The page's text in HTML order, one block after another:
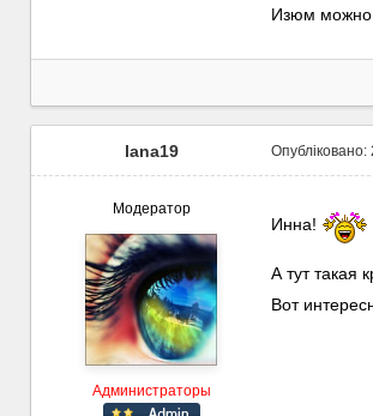
Изюм можно
lana19
Модератор
Администраторы
Опубліковано:
Инна!
А тут такая
Вот